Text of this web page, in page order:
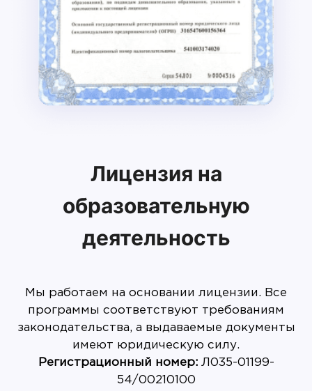
Лицензия на
образовательную
деятельность
Мы работаем на основании лицензии. Все
программы соответствуют требованиям
законодательства, а выдаваемые документы
имеют юридическую силу.
Регистрационный номер:Л035-01199-